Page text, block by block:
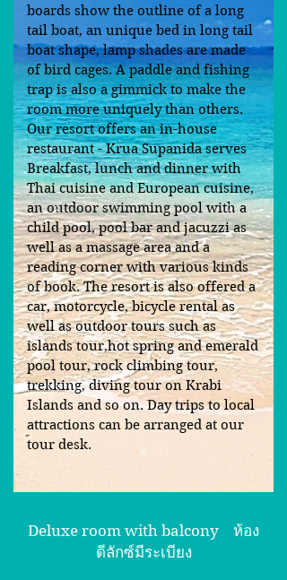
boards show the outline of a long
tail boat, an unique bed in long tail
boat shape, lamp shades are made
of bird cages. A paddle and fishing
trap is also a gimmick to make the
room more uniquely than others.
Our resort offers an in-house
restaurant - Krua Supanida serves
Breakfast, lunch and dinner with
Thai cuisine and European cuisine,
an outdoor swimming pool with a
child pool, pool bar and jacuzzi as
well as a massage area and a
reading corner with various kinds
of book. The resort is also offered a
car, motorcycle, bicycle rental as
well as outdoor tours such as
islands tour,hot spring and emerald
pool tour, rock climbing tour,
trekking, diving tour on Krabi
Islands and so on. Day trips to local
attractions can be arranged at our
tour desk.
Deluxe room with balcony ห้อง
ดีลักซ์มีระเบียง